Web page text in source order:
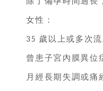
女性：
35 歲以上或多次流
曾患子宮內膜異位
月經長期失調或痛